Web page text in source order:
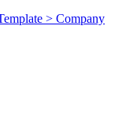
> Company